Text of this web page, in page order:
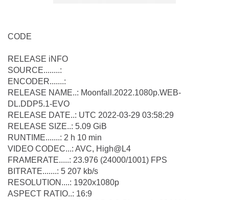
CODE
RELEASE iNFO
SOURCE........:
ENCODER.......:
RELEASE NAME..: Moonfall.2022.1080p.WEB-
DL.DDP5.1-EVO
RELEASE DATE..: UTC 2022-03-29 03:58:29
RELEASE SIZE..: 5.09 GiB
RUNTIME.......: 2 h 10 min
VIDEO CODEC...: AVC, High@L4
FRAMERATE.....: 23.976 (24000/1001) FPS
BITRATE.......: 5 207 kb/s
RESOLUTION....: 1920x1080p
ASPECT RATIO..: 16:9